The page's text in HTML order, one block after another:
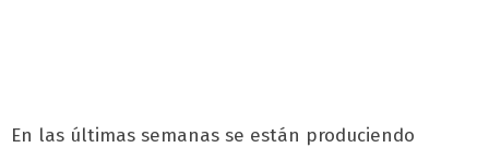
En las últimas semanas se están produciendo